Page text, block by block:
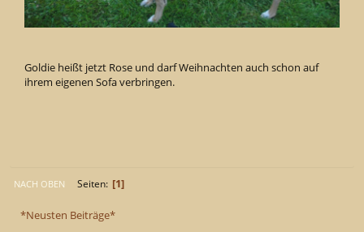
*Neusten Beiträge*
Goldie heißt jetzt Rose und darf Weihnachten auch schon auf
ihrem eigenen Sofa verbringen.
NACH OBEN Seiten 1